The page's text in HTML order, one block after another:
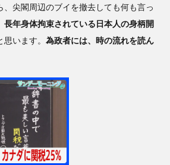
、尖閣周辺のブイを撤去しても何も言っ
長年身体拘束されている日本人の身柄開
います。 為政者には、時の流れを読ん